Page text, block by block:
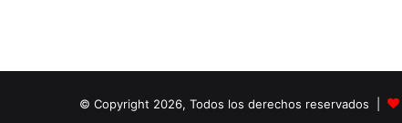
© Copyright 2026, Todos los derechos reservados |